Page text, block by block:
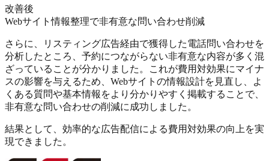
改善後
Webサイト情報整理で非有意な問い合わせ削減
さらに、リスティング広告経由で獲得した電話問い合わせを
分析したところ、 予約につながらない非有意な内容が多く混
ざっていることが分かりました。これが費用対効果にマイナ
スの影響を与えるため、Webサイトの情報設計を見直し、よ
くある質問や基本情報をより分かりやすく掲載することで、
非有意な問い合わせの削減に成功しました。
結果として、 効率的な広告配信による費用対効果の向上 を実
現できました。